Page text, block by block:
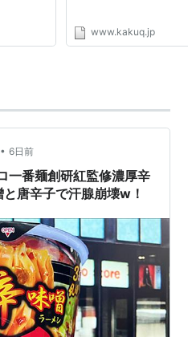
www.kakuq.jp
• 6日前
一番麺創研紅監修濃厚辛
唐辛子で汗腺崩壊w！